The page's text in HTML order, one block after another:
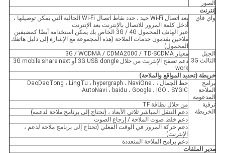
الصور
إنترنت
واي فاي
بعد اتصال Wi-Fi جيد ، حدد نقاط اتصال Wi-Fi الحالية التي يمكن توصيلها ،
أدخل كلمة المرور للاتصال بالإنترنت بعد الإنترنت
عبر الهاتف المحمول 3G / 4G الخاص بك يمكن استخدامه أيضًا كمضيفين
ملاحين يقدمون خدمات الملاحة (هذه المجموعة مع الإشارة إلى دليل هاتفك
المحمول)
الجيل
الثالث 3G
معيار 3G / WCDMA / CDMA2000 / TD-SCDMA
دعم تصفح الإنترنت من خلال 3G USB dongle أو 3G mobile share next
work
خريطة (تحديد المواقع والملاحة)
برامج
الملاحة
المدعومة
خط الجمال ، DaoDaoTong ، LingTu ، hypergraph ، NaviOne ،
AutoNavi ، baidu ، Google ، IGO ، SYGIC
ترقية
الخريطة
من خلال بطاقة TF
دعم التنقل المباشر ثلاثي الأبعاد ، (تحتاج إلى برنامج ملاحة لدعمه)
دعم خلط صوت الملاحة / إرجاع الصوت
دعم حركة المرور في الوقت الفعلي (تحتاج إلى برنامج ملاحة لدعم ،
الإنترنت)
دعم برامج الملاحة المتعددة
مدير الملفات